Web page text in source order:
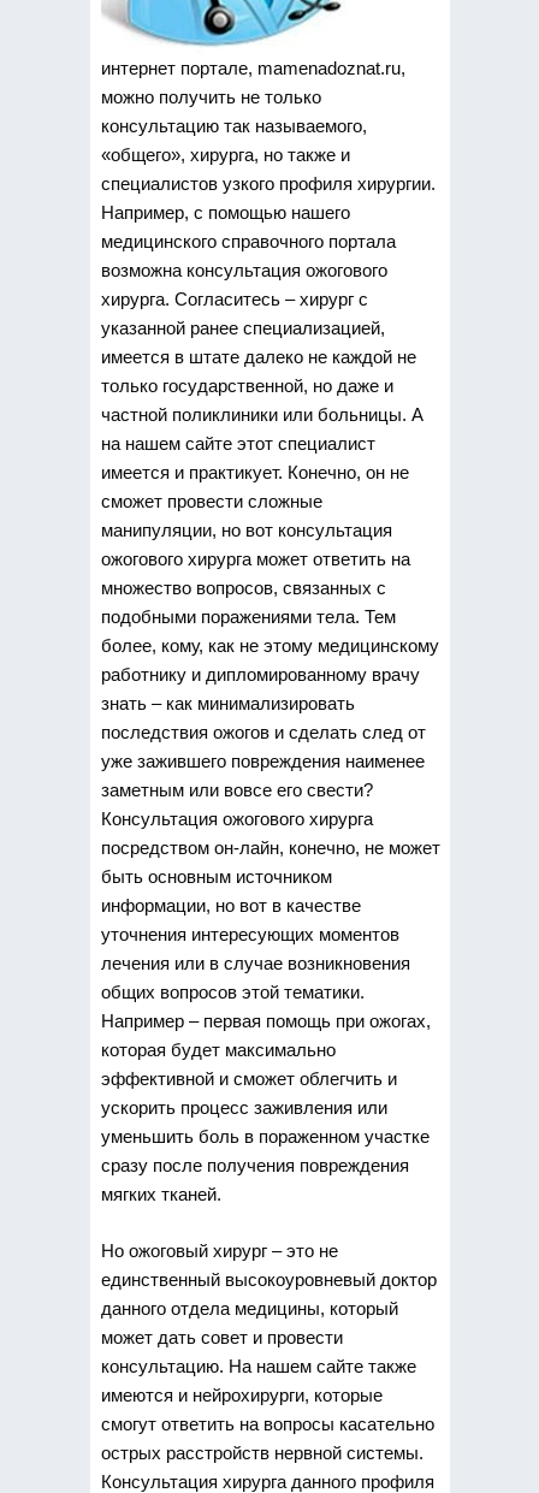
интернет портале, mamenadoznat.ru,
можно получить не только
консультацию так называемого,
«общего», хирурга, но также и
специалистов узкого профиля хирургии.
Например, с помощью нашего
медицинского справочного портала
возможна консультация ожогового
хирурга. Согласитесь – хирург с
указанной ранее специализацией,
имеется в штате далеко не каждой не
только государственной, но даже и
частной поликлиники или больницы. А
на нашем сайте этот специалист
имеется и практикует. Конечно, он не
сможет провести сложные
манипуляции, но вот консультация
ожогового хирурга может ответить на
множество вопросов, связанных с
подобными поражениями тела. Тем
более, кому, как не этому медицинскому
работнику и дипломированному врачу
знать – как минимализировать
последствия ожогов и сделать след от
уже зажившего повреждения наименее
заметным или вовсе его свести?
Консультация ожогового хирурга
посредством он-лайн, конечно, не может
быть основным источником
информации, но вот в качестве
уточнения интересующих моментов
лечения или в случае возникновения
общих вопросов этой тематики.
Например – первая помощь при ожогах,
которая будет максимально
эффективной и сможет облегчить и
ускорить процесс заживления или
уменьшить боль в пораженном участке
сразу после получения повреждения
мягких тканей.
Но ожоговый хирург – это не
единственный высокоуровневый доктор
данного отдела медицины, который
может дать совет и провести
консультацию. На нашем сайте также
имеются и нейрохирурги, которые
смогут ответить на вопросы касательно
острых расстройств нервной системы.
Консультация хирурга данного профиля